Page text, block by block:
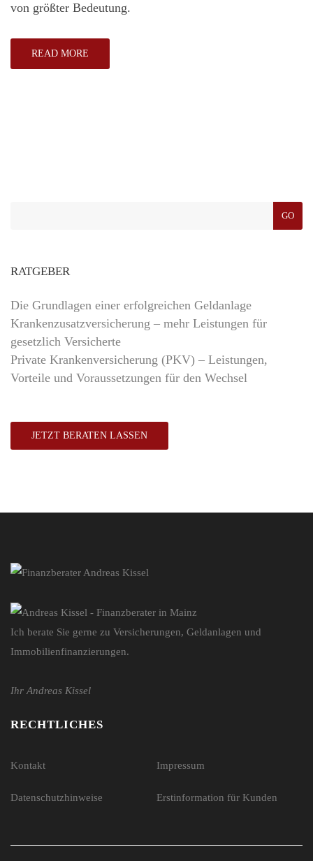
von größter Bedeutung.
READ MORE
GO
RATGEBER
Die Grundlagen einer erfolgreichen Geldanlage
Krankenzusatzversicherung – mehr Leistungen für
gesetzlich Versicherte
Private Krankenversicherung (PKV) – Leistungen,
Vorteile und Voraussetzungen für den Wechsel
JETZT BERATEN LASSEN
Ich berate Sie gerne zu Versicherungen, Geldanlagen und
Immobilienfinanzierungen.
Ihr Andreas Kissel
RECHTLICHES
Kontakt Impressum
Datenschutzhinweise Erstinformation für Kunden